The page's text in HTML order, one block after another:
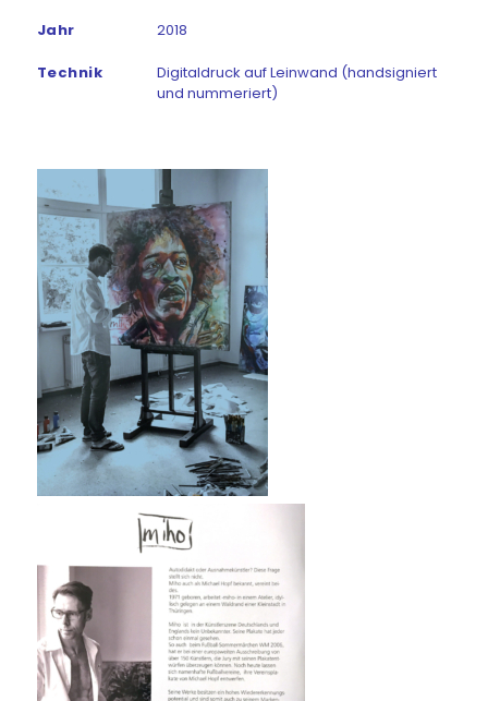
Jahr 2018
Technik
Digitaldruck auf Leinwand (handsigniert
und nummeriert)